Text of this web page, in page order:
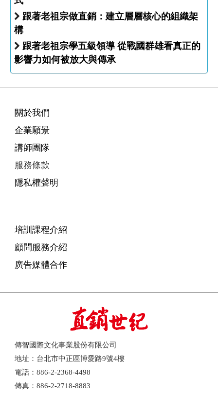
跟著老祖宗做直銷：建立層層核心的組織架
構
跟著老祖宗學五級領導 從戰國群雄看真正的
影響力如何被放大與傳承
關於我們
企業願景
講師團隊
服務條款
隱私權聲明
培訓課程介紹
顧問服務介紹
廣告媒體合作
傳智國際文化事業股份有限公司
地址：台北市中正區博愛路9號4樓
電話：886-2-2368-4498
傳真：886-2-2718-8883